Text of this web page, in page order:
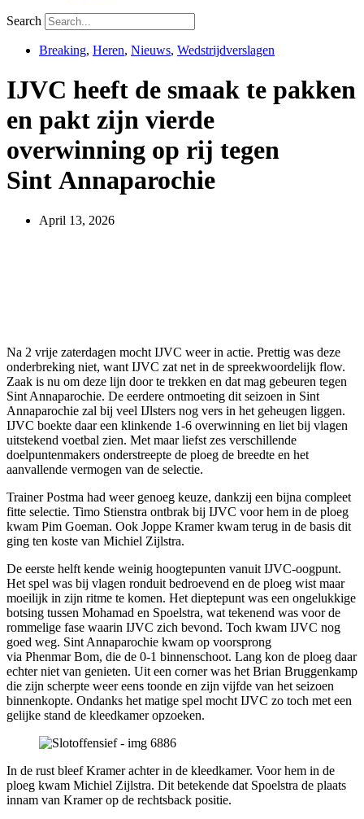
Search
Breaking, Heren, Nieuws, Wedstrijdverslagen
IJVC heeft de smaak te pakken
en pakt zijn vierde
overwinning op rij tegen
Sint Annaparochie
April 13, 2026
Na 2 vrije zaterdagen mocht IJVC weer in actie. Prettig was deze
onderbreking niet, want IJVC zat net in de spreekwoordelijk flow.
Zaak is nu om deze lijn door te trekken en dat mag gebeuren tegen
Sint Annaparochie. De eerdere ontmoeting dit seizoen in Sint
Annaparochie zal bij veel IJlsters nog vers in het geheugen liggen.
IJVC boekte daar een klinkende 1-6 overwinning en liet bij vlagen
uitstekend voetbal zien. Met maar liefst zes verschillende
doelpuntenmakers onderstreepte de ploeg de breedte en het
aanvallende vermogen van de selectie.
Trainer Postma had weer genoeg keuze, dankzij een bijna compleet
fitte selectie. Timo Stienstra ontbrak bij IJVC voor hem in de ploeg
kwam Pim Goeman. Ook Joppe Kramer kwam terug in de basis dit
ging ten koste van Michiel Zijlstra.
De eerste helft kende weinig hoogtepunten vanuit IJVC-oogpunt.
Het spel was bij vlagen ronduit bedroevend en de ploeg wist maar
moeilijk in zijn ritme te komen. Het dieptepunt was een ongelukkige
botsing tussen Mohamad en Spoelstra, wat tekenend was voor de
rommelige fase waarin IJVC zich bevond. Toch kwam IJVC nog
goed weg. Sint Annaparochie kwam op voorsprong
via Phenmar Bom, die de 0-1 binnenschoot. Lang kon de ploeg daar
echter niet van genieten. Uit een corner was het Brian Bruggenkamp
die zijn scherpte weer eens toonde en zijn vijfde van het seizoen
binnenkopte. Ondanks het matige spel mocht IJVC zo toch met een
gelijke stand de kleedkamer opzoeken.
In de rust bleef Kramer achter in de kleedkamer. Voor hem in de
ploeg kwam Michiel Zijlstra. Dit betekende dat Spoelstra de plaats
innam van Kramer op de rechtsback positie.